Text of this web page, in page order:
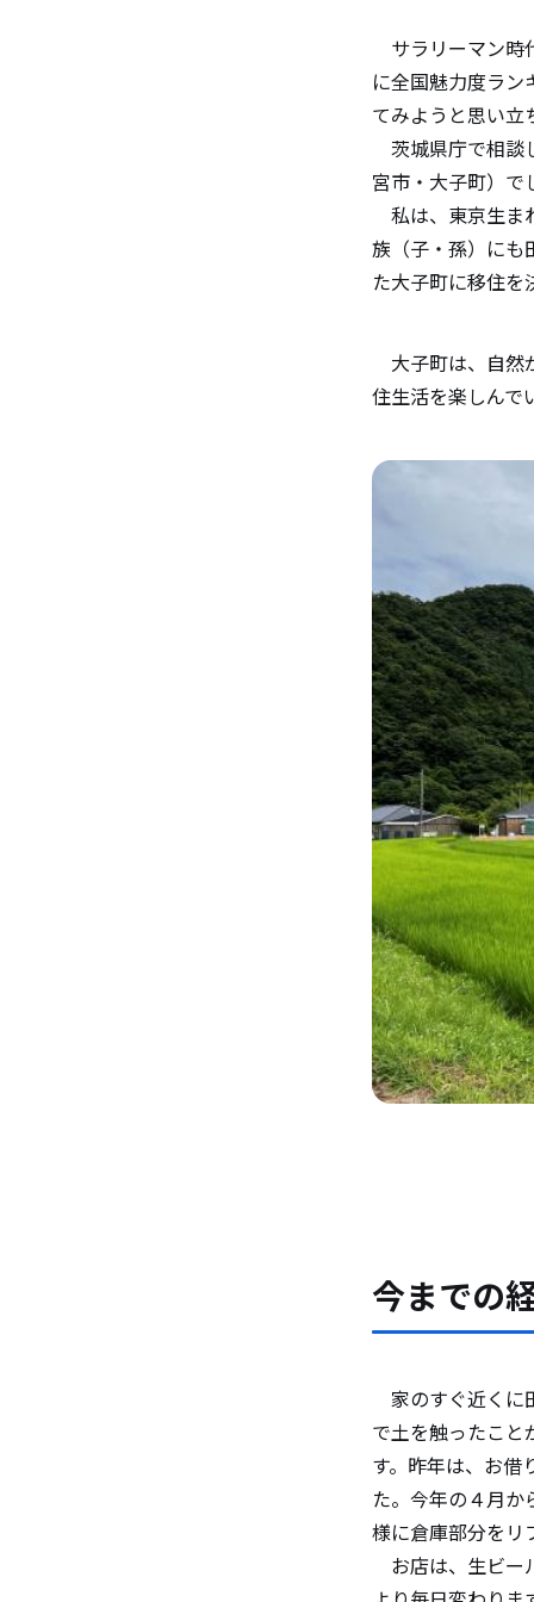
サラリーマン時
に全国魅力度ラ
てみようと思い立
茨城県庁で相談
宮市・大子町）で
私は、東京生ま
族（子・孫）にも
た大子町に移住を
大子町は、自然
住生活を楽しんで
今までの
家のすぐ近くに
で土を触ったこと
す。昨年は、お借
た。今年の４月
様に倉庫部分をリ
お店は、生ビー